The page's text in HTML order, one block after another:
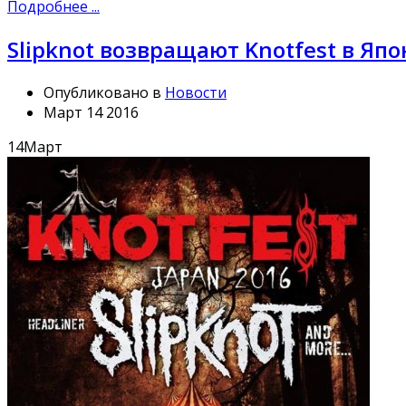
Подробнее ...
Slipknot возвращают Knotfest в
Опубликовано в Новости
Март 14 2016
14Март